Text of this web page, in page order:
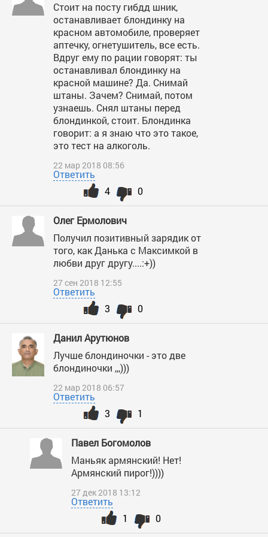
Стоит на посту гибдд шник,
останавливает блондинку на
красном автомобиле, проверяет
аптечку, огнетушитель, все есть.
Вдруг ему по рации говорят: ты
останавливал блондинку на
красной машине? Да. Снимай
штаны. Зачем? Снимай, потом
узнаешь. Снял штаны перед
блондинкой, стоит. Блондинка
говорит: а я знаю что это такое,
это тест на алкоголь.
22 мар 2018 08:56
Ответить
0
4
Олег Ермолович
Получил позитивный зарядик от
того, как Данька с Максимкой в
любви друг другу....:+))
27 сен 2018 12:55
Ответить
0
3
Данил Арутюнов
Лучше блондиночки - это две
блондиночки ,,,)))
22 мар 2018 06:57
Ответить
1
3
Павел Богомолов
Маньяк армянский! Нет!
Армянский пирог!))))
27 дек 2018 13:12
Ответить
0
1